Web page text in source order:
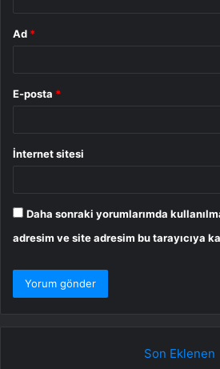
Ad *
E-posta *
İnternet sitesi
Daha sonraki yorumlarımda
adresim ve site adresim bu tarayıcıya
Son Eklenen